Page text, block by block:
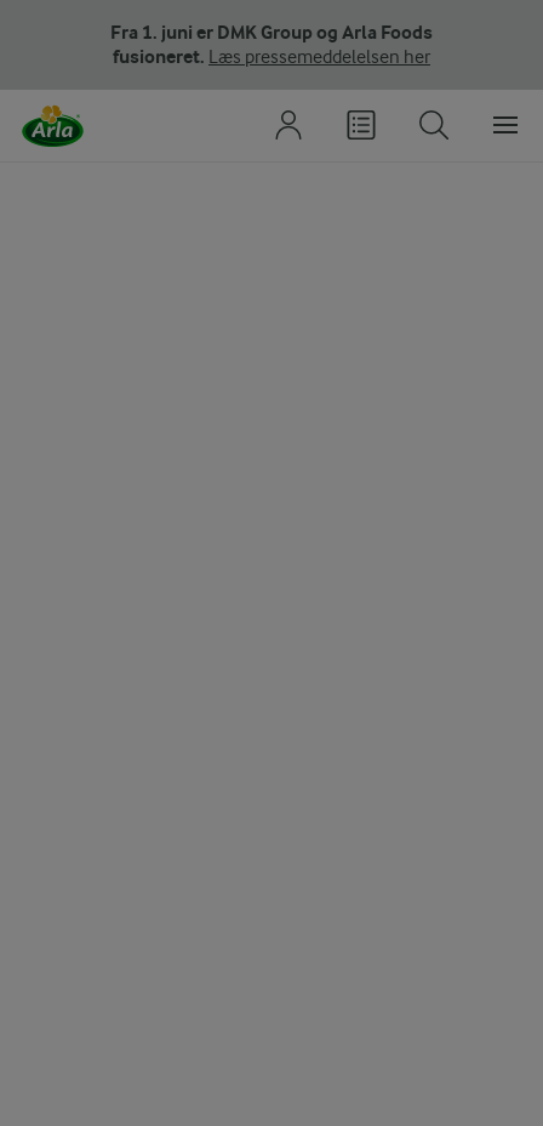
Fra 1. juni er DMK Group og Arla Foods
fusioneret. Læs pressemeddelelsen her